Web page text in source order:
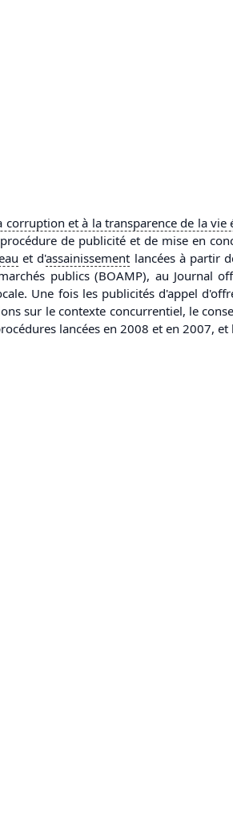
corruption et à latransparence de la vie
de publicité et de mise en
et d'assainissement lancées à partir
publics (BOAMP), au Journal
Une fois les publicités d'appel
sur le contexte concurrentiel, le
lancées en 2008 et en 2007,